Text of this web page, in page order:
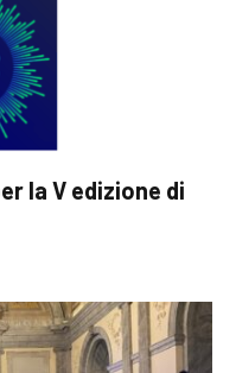
la V edizione di